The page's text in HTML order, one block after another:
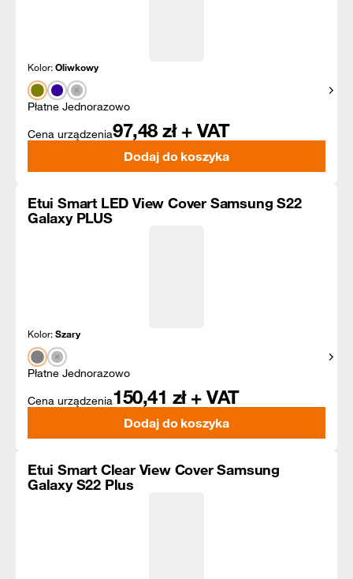
Kolor:Oliwkowy
Płatne Jednorazowo
Cena urządzenia97,48 zł + VAT
Dodaj do koszyka
Etui Smart LED View Cover Samsung S22
Galaxy PLUS
Kolor:Szary
Płatne Jednorazowo
Cena urządzenia150,41 zł + VAT
Dodaj do koszyka
Etui Smart Clear View Cover Samsung
Galaxy S22 Plus